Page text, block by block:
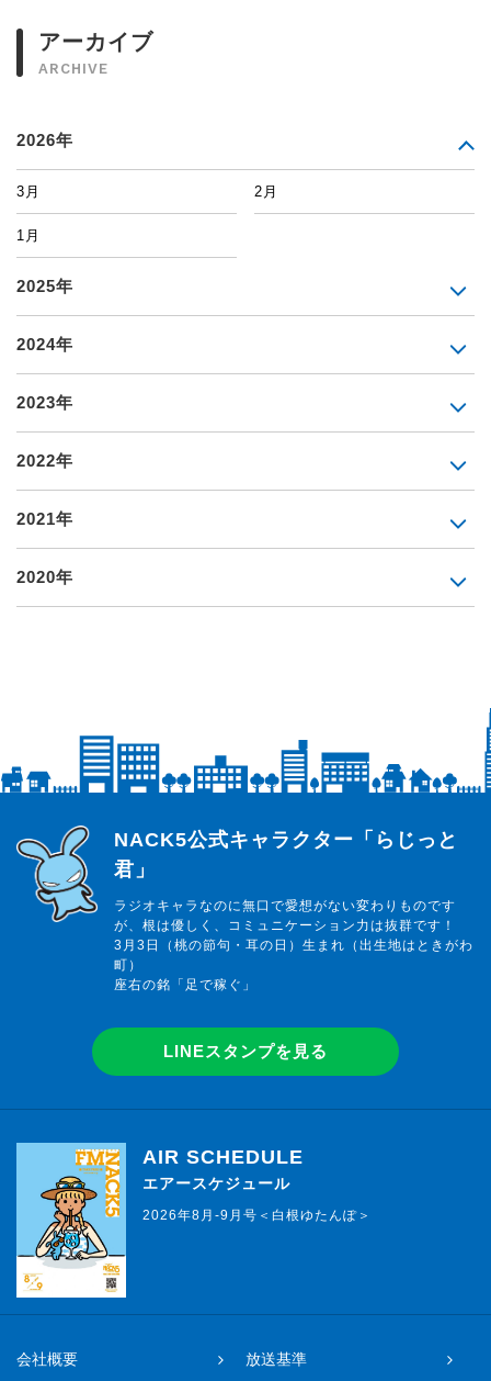
アーカイブ
ARCHIVE
2026年
3月 2月
1月
2025年
2024年
2023年
2022年
2021年
2020年
らじっと君
NACK5公式キャラクター「らじっと
君」
ラジオキャラなのに無口で愛想がない変わりものです
が、根は優しく、コミュニケーション力は抜群です！
3月3日（桃の節句・耳の日）生まれ（出生地はときがわ
町）
座右の銘「足で稼ぐ」
LINEスタンプを見る
AIR SCHEDULE
エアースケジュール
2026年8月-9月号＜白根ゆたんぽ＞
会社概要 放送基準